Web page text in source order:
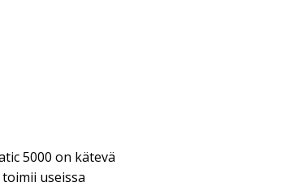
5000 on kätevä
useissa